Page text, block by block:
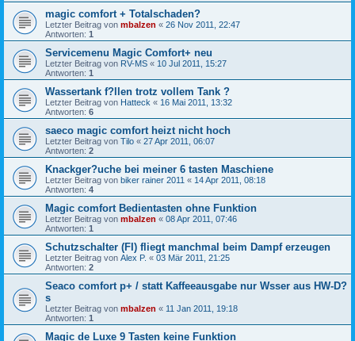
magic comfort + Totalschaden?
Letzter Beitrag von mbalzen « 26 Nov 2011, 22:47
Antworten: 1
Servicemenu Magic Comfort+ neu
Letzter Beitrag von RV-MS « 10 Jul 2011, 15:27
Antworten: 1
Wassertank f?llen trotz vollem Tank ?
Letzter Beitrag von Hatteck « 16 Mai 2011, 13:32
Antworten: 6
saeco magic comfort heizt nicht hoch
Letzter Beitrag von Tilo « 27 Apr 2011, 06:07
Antworten: 2
Knackger?uche bei meiner 6 tasten Maschiene
Letzter Beitrag von biker rainer 2011 « 14 Apr 2011, 08:18
Antworten: 4
Magic comfort Bedientasten ohne Funktion
Letzter Beitrag von mbalzen « 08 Apr 2011, 07:46
Antworten: 1
Schutzschalter (FI) fliegt manchmal beim Dampf erzeugen
Letzter Beitrag von Alex P. « 03 Mär 2011, 21:25
Antworten: 2
Seaco comfort p+ / statt Kaffeeausgabe nur Wsser aus HW-D?
s
Letzter Beitrag von mbalzen « 11 Jan 2011, 19:18
Antworten: 1
Magic de Luxe 9 Tasten keine Funktion